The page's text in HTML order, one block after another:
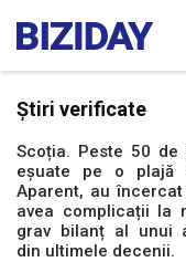
Știri verificate
Scoția. Peste 50
eșuate pe o plajă
Aparent, au
avea complicații la
grav bilanț al unui
din ultimele decenii.